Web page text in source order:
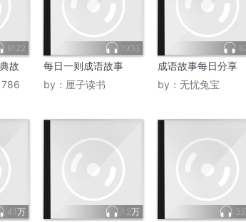
8122
故
1933
每日一则成语故事
by： 厘子读书
成语故事每日分享
by： 无忧兔宝
4.1万 1.2万